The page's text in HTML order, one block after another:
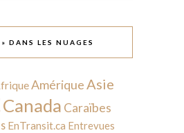
DANS LES NUAGES
AmériqueAsie
Canada Caraïbes
EnTransit.ca Entrevues